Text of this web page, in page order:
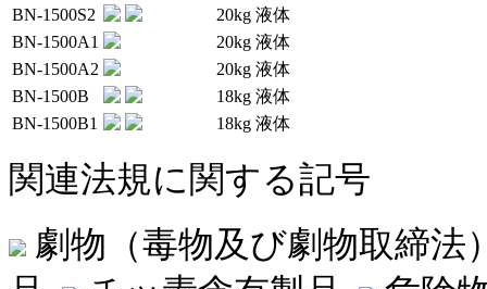
BN-1500S2
20kg 液体
BN-1500A1
20kg 液体
BN-1500A2
20kg 液体
BN-1500B
18kg 液体
BN-1500B1
18kg 液体
関連法規に関する記号
劇物（毒物及び劇物取締